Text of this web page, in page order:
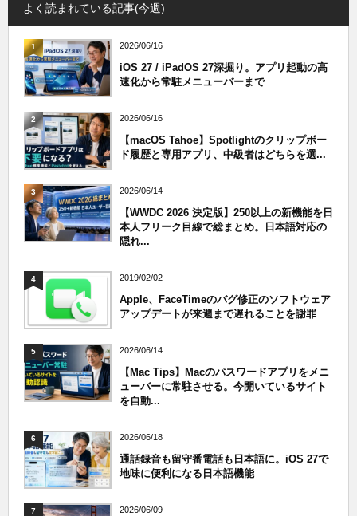
よく読まれている記事(今週)
1 2026/06/16
iOS 27 / iPadOS 27深掘り。アプリ起動の高
速化から常駐メニューバーまで
2 2026/06/16
【macOS Tahoe】Spotlightのクリップボー
ド履歴と専用アプリ、中級者はどちらを選...
3 2026/06/14
【WWDC 2026 決定版】250以上の新機能を日
本人フリーク目線で総まとめ。日本語対応の
隠れ...
4 2019/02/02
Apple、FaceTimeのバグ修正のソフトウェア
アップデートが来週まで遅れることを謝罪
5 2026/06/14
【Mac Tips】Macのパスワードアプリをメニ
ューバーに常駐させる。今開いているサイト
を自動...
6 2026/06/18
通話録音も留守番電話も日本語に。iOS 27で
地味に便利になる日本語機能
7 2026/06/09